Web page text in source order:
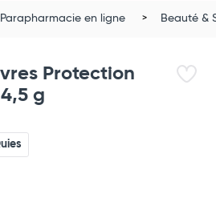
Parapharmacie en ligne Beauté &
Protection
g